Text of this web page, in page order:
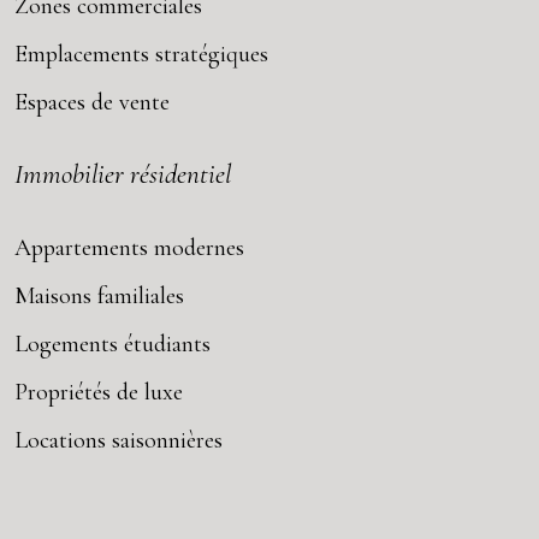
Zones commerciales
Emplacements stratégiques
Espaces de vente
Immobilier résidentiel
Appartements modernes
Maisons familiales
Logements étudiants
Propriétés de luxe
Locations saisonnières